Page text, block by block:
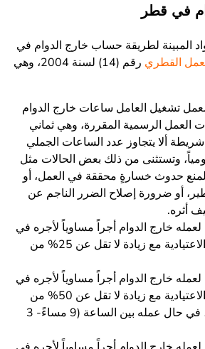
في قطر
المبينة لطريقة حساب خارج الدوام في
القطري
رقم (14) لسنة 2004، وهي
تشغيل العامل ساعات خارج الدوام
العمل الرسمية المقررة، وهي ثماني
ألا يتجاوز عدد الساعات الجملي
وتستثنى من ذلك بعض الحالات مثل
حدوث خسارةٍ محققة في العمل، أو
أو ضرورة إصلاح الضرر الناجم عن
أثره.
خارج الدوام أجراً مساوياً لأجره في
ساعات العمل الاعتيادية مع زيادة لا تقل عن 25% من
خارج الدوام أجراً مساوياً لأجره في
ساعات العمل الاعتيادية مع زيادة لا تقل عن 50% من
أجره الأساسي، في حال عمله بين الساعة (9 مساءً- 3